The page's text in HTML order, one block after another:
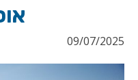
09/07/2025